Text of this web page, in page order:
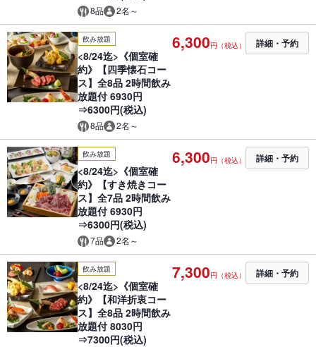
8品 2名～
飲み放題
<8/24迄>《個室確
約》【四季懐石コー
ス】全8品 2時間飲み
放題付 6930円
⇒6300円(税込)
8品 2名～
6,300円（税込） 詳細・予約
飲み放題
<8/24迄>《個室確
約》【すき焼きコー
ス】全7品 2時間飲み
放題付 6930円
⇒6300円(税込)
7品 2名～
6,300円（税込） 詳細・予約
飲み放題
<8/24迄>《個室確
約》【和洋折衷コー
ス】全8品 2時間飲み
放題付 8030円
⇒7300円(税込)
7,300円（税込） 詳細・予約